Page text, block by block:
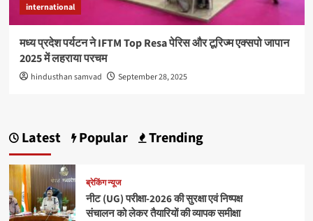
international
मध्य प्रदेश पर्यटन ने IFTM Top Resa पेरिस और टूरिज्म एक्सपो जापान
2025 में लहराया परचम
hindusthan samvad September 28, 2025
Latest Popular Trending
ब्रेकिंग न्यूज
नीट (UG) परीक्षा-2026 की सुरक्षा एवं निष्पक्ष
संचालन को लेकर तैयारियों की व्यापक समीक्षा